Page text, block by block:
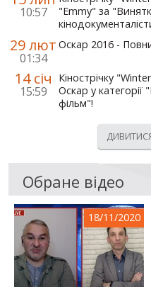
10:57
"Emmy" за
29 лют
01:34
Оскар 2016 -
14 січ
15:59
Кінострічку
Оскар у
фільм"!
Обране відео
18/11/2020